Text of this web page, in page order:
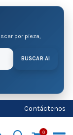
por pieza,
BUSCAR AI
Contáctenos
0